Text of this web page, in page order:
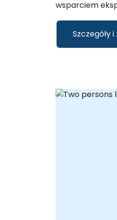
wsparciem
Szczegóły